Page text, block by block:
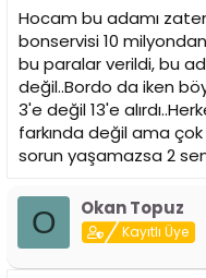
Hocam bu adamı
bonservisi 10
bu paralar verildi, bu
değil..Bordo da iken
3'e değil 13'e
farkında değil ama
sorun yaşamazsa 2
O Okan Topuz
Kayıtlı Üye